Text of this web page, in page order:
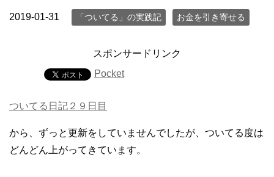
2019-01-31 「ついてる」の実践記 お金を引き寄せる
スポンサードリンク
Pocket
ついてる日記２９日目
から、ずっと更新をしていませんでしたが、ついてる度は
どんどん上がってきています。